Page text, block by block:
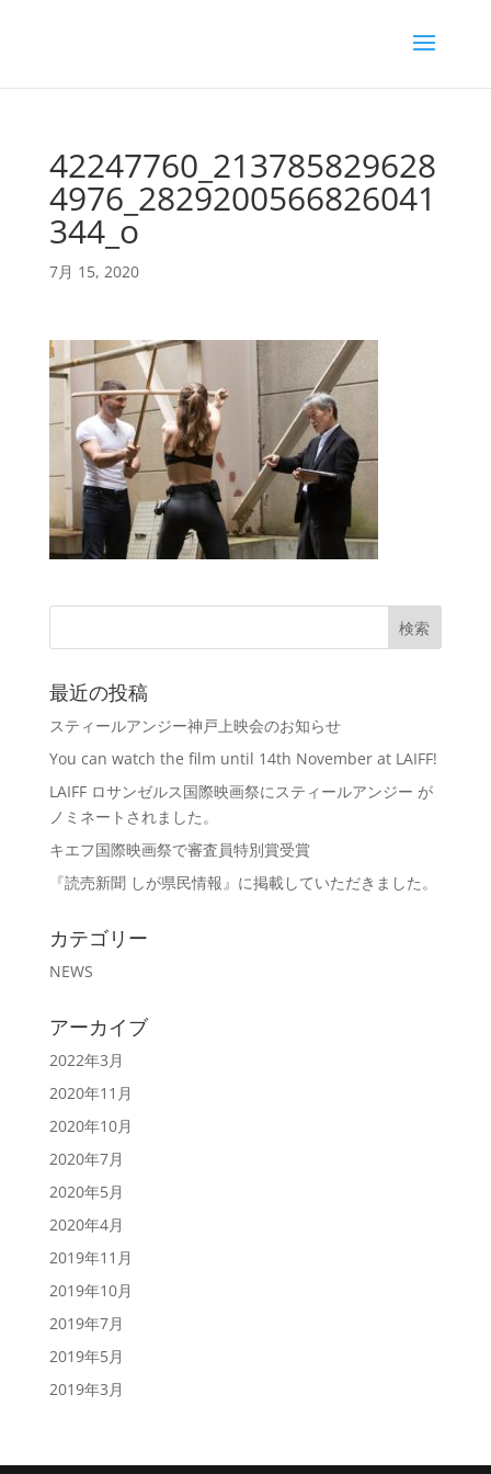
42247760_213785829628
4976_2829200566826041
344_o
7月 15, 2020
最近の投稿
スティールアンジー神戸上映会のお知らせ
You can watch the film until 14th November at LAIFF!
LAIFF ロサンゼルス国際映画祭にスティールアンジー が
ノミネートされました。
キエフ国際映画祭で審査員特別賞受賞
『読売新聞 しが県民情報』に掲載していただきました。
カテゴリー
NEWS
アーカイブ
2022年3月
2020年11月
2020年10月
2020年7月
2020年5月
2020年4月
2019年11月
2019年10月
2019年7月
2019年5月
2019年3月